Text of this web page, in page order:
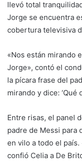
llevó total
Jorge se encuentra
cobertura televisiva
«Nos están mirando
Jorge», contó el
la pícara frase del
mirando y dice: ‘Qué
Entre risas, el panel
padre de Messi para
en vilo a todo el
confió Celia a De